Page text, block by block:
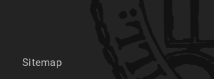
Sitemap